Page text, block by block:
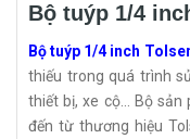
Bộ tuýp 1/4
Bộ tuýp 1/4 inch
thiếu trong quá trình
thiết bị, xe cộ... Bộ
đến từ thương hiệu